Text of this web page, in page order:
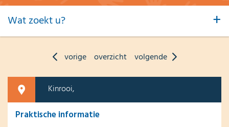
Wat zoekt u?
vorige overzicht volgende
Kinrooi,
Praktische informatie